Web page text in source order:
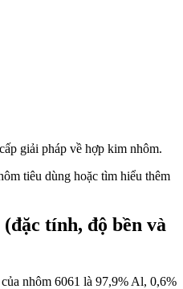
giải pháp về hợp kim nhôm.
tiêu dùng hoặc tìm hiểu thêm
tính, độ bền và
nhôm 6061 là 97,9% Al, 0,6%